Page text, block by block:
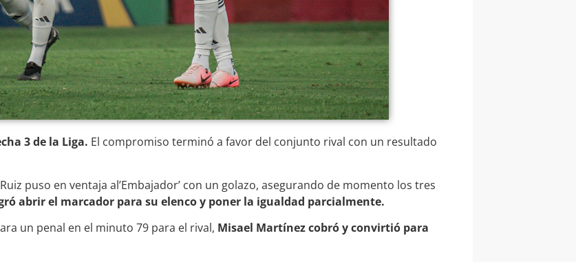
3 de la Liga. El compromiso terminó a favor del conjunto rival con un resultado
puso en ventaja al’Embajador’ con un golazo, asegurando de momento los tres
abrir el marcador para su elenco y poner la igualdad parcialmente.
un penal en el minuto 79 para el rival, Misael Martínez cobró y convirtió para